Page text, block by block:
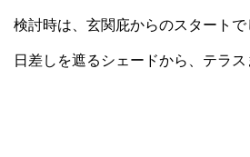
検討時は、玄関庇からのスタートで
日差しを遮るシェードから、テラス